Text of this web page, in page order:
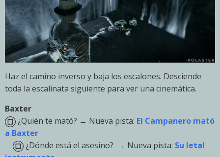
Haz el camino inverso y baja los escalones. Desciende
toda la escalinata siguiente para ver una cinemática.
Baxter
¿Quién te mató? → Nueva pista: El Campanero mató
a Baxter
¿Dónde está el asesino? → Nueva pista: Su letal